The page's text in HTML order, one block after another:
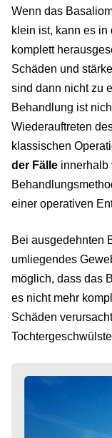
Wenn das
klein ist, kann es
komplett
Schäden und
sind dann nicht zu
Behandlung ist
Wiederauftreten
klassischen
der Fälle innerhalb
einer operativen
Bei ausgedehnten
umliegendes
möglich, dass das
es nicht mehr
Schäden